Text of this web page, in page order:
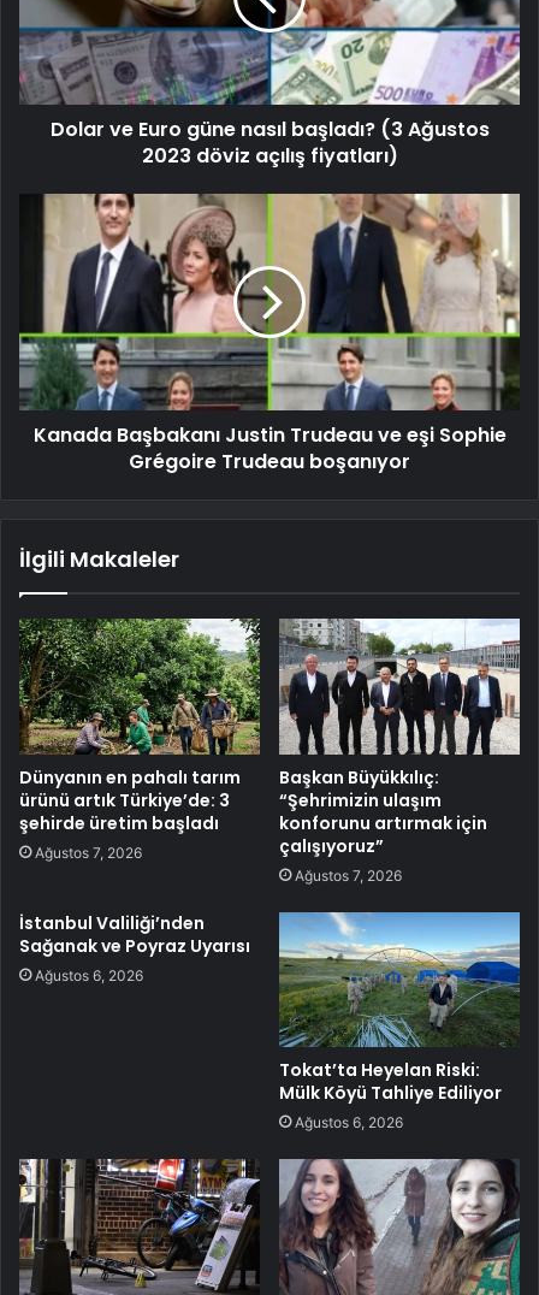
Dolar ve Euro güne nasıl başladı? (3 Ağustos
2023 döviz açılış fiyatları)
Kanada Başbakanı Justin Trudeau ve eşi Sophie
Grégoire Trudeau boşanıyor
İlgili Makaleler
Dünyanın en pahalı tarım
ürünü artık Türkiye’de: 3
şehirde üretim başladı
Ağustos 7, 2026
Başkan Büyükkılıç:
“Şehrimizin ulaşım
konforunu artırmak için
çalışıyoruz”
Ağustos 7, 2026
İstanbul Valiliği’nden
Sağanak ve Poyraz Uyarısı
Ağustos 6, 2026
Tokat’ta Heyelan Riski:
Mülk Köyü Tahliye Ediliyor
Ağustos 6, 2026